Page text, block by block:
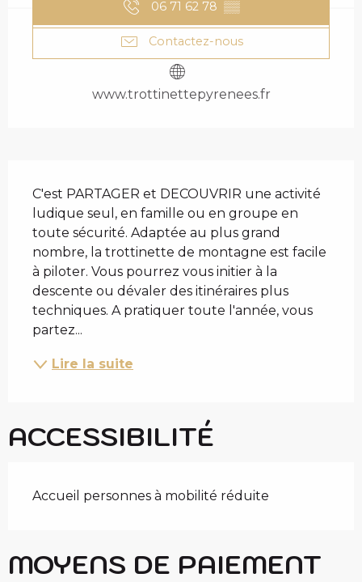
06 71 62 78 ▒▒
Contactez-nous
www.trottinettepyrenees.fr
C'est PARTAGER et DECOUVRIR une activité
ludique seul, en famille ou en groupe en
toute sécurité. Adaptée au plus grand
nombre, la trottinette de montagne est facile
à piloter. Vous pourrez vous initier à la
descente ou dévaler des itinéraires plus
techniques. A pratiquer toute l'année, vous
partez...
Lire la suite
ACCESSIBILITÉ
Accueil personnes à mobilité réduite
MOYENS DE PAIEMENT